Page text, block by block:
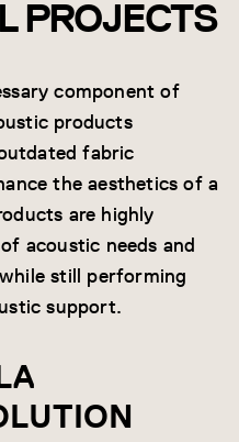
PROJECTS
component of
products
fabric
the aesthetics of a
are highly
acoustic needs and
still performing
support.